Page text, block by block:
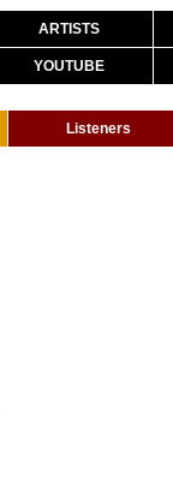
ARTISTS
YOUTUBE
Listeners